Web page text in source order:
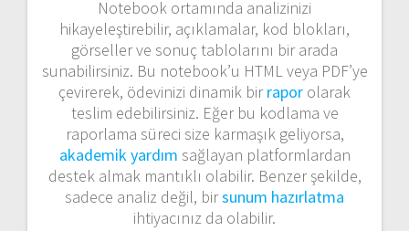
Notebook ortamında analizinizi
hikayeleştirebilir, açıklamalar, kod blokları,
görseller ve sonuç tablolarını bir arada
sunabilirsiniz. Bu notebook’u HTML veya PDF’ye
çevirerek, ödevinizi dinamik birrapor olarak
teslim edebilirsiniz. Eğer bu kodlama ve
raporlama süreci size karmaşık geliyorsa,
akademik yardım sağlayan platformlardan
destek almak mantıklı olabilir. Benzer şekilde,
sadece analiz değil, birsunum hazırlatma
ihtiyacınız da olabilir.